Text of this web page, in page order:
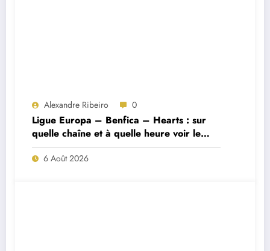
Alexandre Ribeiro 0
Ligue Europa – Benfica – Hearts : sur
quelle chaîne et à quelle heure voir le
match ?
6 Août 2026